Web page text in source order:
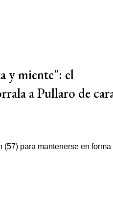
y miente": el
a Pullaro de